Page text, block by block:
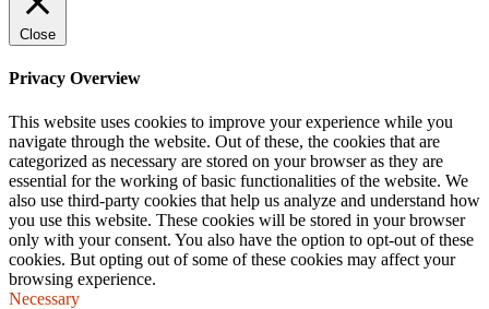
Close
Privacy Overview
This website uses cookies to improve your experience while you
navigate through the website. Out of these, the cookies that are
categorized as necessary are stored on your browser as they are
essential for the working of basic functionalities of the website. We
also use third-party cookies that help us analyze and understand how
you use this website. These cookies will be stored in your browser
only with your consent. You also have the option to opt-out of these
cookies. But opting out of some of these cookies may affect your
browsing experience.
Necessary